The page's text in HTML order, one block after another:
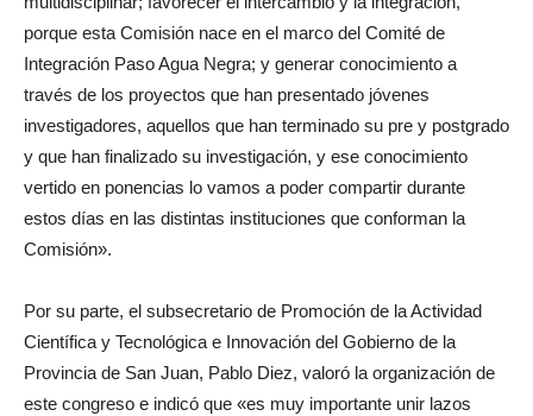
porque esta Comisión nace en el marco del Comité de
Integración Paso Agua Negra; y generar conocimiento a
través de los proyectos que han presentado jóvenes
investigadores, aquellos que han terminado su pre y postgrado
y que han finalizado su investigación, y ese conocimiento
vertido en ponencias lo vamos a poder compartir durante
estos días en las distintas instituciones que conforman la
Comisión».
Por su parte, el subsecretario de Promoción de la Actividad
Científica y Tecnológica e Innovación del Gobierno de la
Provincia de San Juan, Pablo Diez, valoró la organización de
este congreso e indicó que «es muy importante unir lazos